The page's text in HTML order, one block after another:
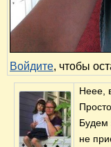
Войдите, чтобы
Неее,
Будем
не